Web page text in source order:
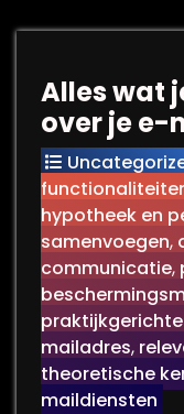
Alles wat
over je e-
hypotheek en
samenvoegen,
communicatie,
mailadres,
theoretische
maildiensten